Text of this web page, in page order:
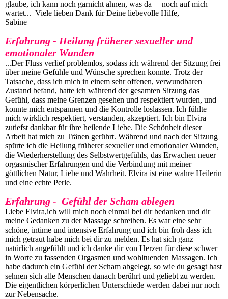
glaube, ich kann noch garnicht ahnen, was da noch auf mich
wartet... Viele lieben Dank für Deine liebevolle Hilfe,
Sabine
Erfahrung - Heilung früherer sexueller und
emotionaler Wunden
...Der Fluss verlief problemlos, sodass ich während der Sitzung frei
über meine Gefühle und Wünsche sprechen konnte. Trotz der
Tatsache, dass ich mich in einem sehr offenen, verwundbaren
Zustand befand, hatte ich während der gesamten Sitzung das
Gefühl, dass meine Grenzen gesehen und respektiert wurden, und
konnte mich entspannen und die Kontrolle loslassen. Ich fühlte
mich wirklich respektiert, verstanden, akzeptiert. Ich bin Elvira
zutiefst dankbar für ihre heilende Liebe. Die Schönheit dieser
Arbeit hat mich zu Tränen gerührt. Während und nach der Sitzung
spürte ich die Heilung früherer sexueller und emotionaler Wunden,
die Wiederherstellung des Selbstwertgefühls, das Erwachen neuer
orgasmischer Erfahrungen und die Verbindung mit meiner
göttlichen Natur, Liebe und Wahrheit. Elvira ist eine wahre Heilerin
und eine echte Perle.
Erfahrung - Gefühl der Scham ablegen
Liebe Elvira,ich will mich noch einmal bei dir bedanken und dir
meine Gedanken zu der Massage schreiben. Es war eine sehr
schöne, intime und intensive Erfahrung und ich bin froh dass ich
mich getraut habe mich bei dir zu melden. Es hat sich ganz
natürlich angefühlt und ich danke dir von Herzen für diese schwer
in Worte zu fassenden Orgasmen und wohltuenden Massagen. Ich
habe dadurch ein Gefühl der Scham abgelegt, so wie du gesagt hast
sehnen sich alle Menschen danach berührt und geliebt zu werden.
Die eigentlichen körperlichen Unterschiede werden dabei nur noch
zur Nebensache.